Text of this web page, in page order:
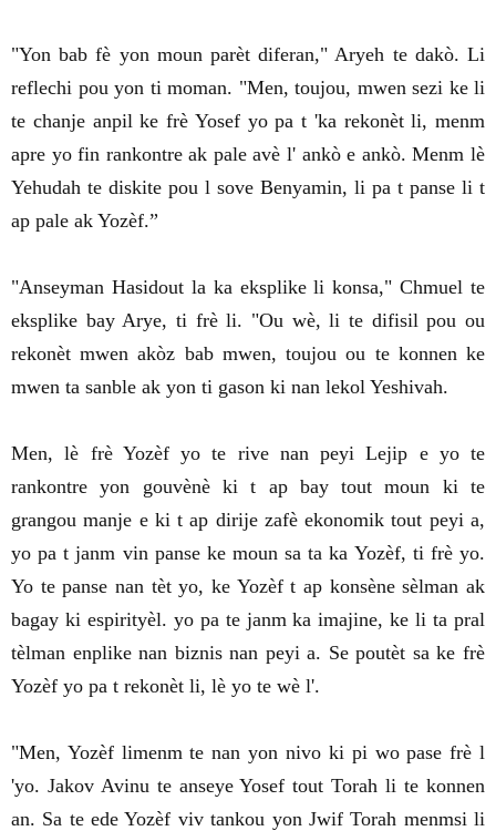
"Yon bab fè yon moun parèt diferan," Aryeh te dakò. Li
reflechi pou yon ti moman. "Men, toujou, mwen sezi ke li
te chanje anpil ke frè Yosef yo pa t 'ka rekonèt li, menm
apre yo fin rankontre ak pale avè l' ankò e ankò. Menm lè
Yehudah te diskite pou l sove Benyamin, li pa t panse li t
ap pale ak Yozèf.”
"Anseyman Hasidout la ka eksplike li konsa," Chmuel te
eksplike bay Arye, ti frè li. "Ou wè, li te difisil pou ou
rekonèt mwen akòz bab mwen, toujou ou te konnen ke
mwen ta sanble ak yon ti gason ki nan lekol Yeshivah.
Men, lè frè Yozèf yo te rive nan peyi Lejip e yo te
rankontre yon gouvènè ki t ap bay tout moun ki te
grangou manje e ki t ap dirije zafè ekonomik tout peyi a,
yo pa t janm vin panse ke moun sa ta ka Yozèf, ti frè yo.
Yo te panse nan tèt yo, ke Yozèf t ap konsène sèlman ak
bagay ki espirityèl. yo pa te janm ka imajine, ke li ta pral
tèlman enplike nan biznis nan peyi a. Se poutèt sa ke frè
Yozèf yo pa t rekonèt li, lè yo te wè l'.
"Men, Yozèf limenm te nan yon nivo ki pi wo pase frè l
'yo. Jakov Avinu te anseye Yosef tout Torah li te konnen
an. Sa te ede Yozèf viv tankou yon Jwif Torah menmsi li